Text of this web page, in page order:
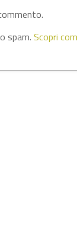
spam.Scopri